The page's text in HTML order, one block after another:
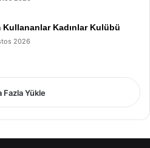
Kullananlar Kadınlar Kulübü
2026
Fazla Yükle